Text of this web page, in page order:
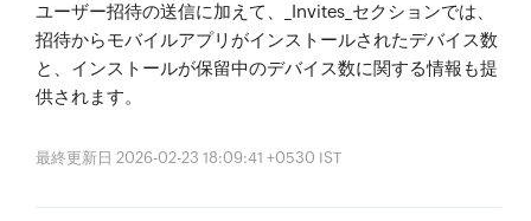
ユーザー招待の送信に加えて、_Invites_セクションでは、
招待からモバイルアプリがインストールされたデバイス数
と、インストールが保留中のデバイス数に関する情報も提
供されます。
最終更新日 2026-02-23 18:09:41 +0530 IST